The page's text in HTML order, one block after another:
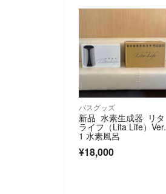
バスグッズ
新品 水素生成器 リタ
ライフ（Lita Life）Ver.
1 水素風呂
¥18,000